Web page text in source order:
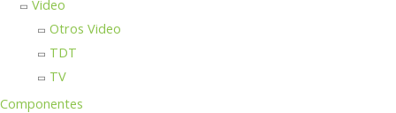
Video
Otros Video
TDT
TV
Componentes